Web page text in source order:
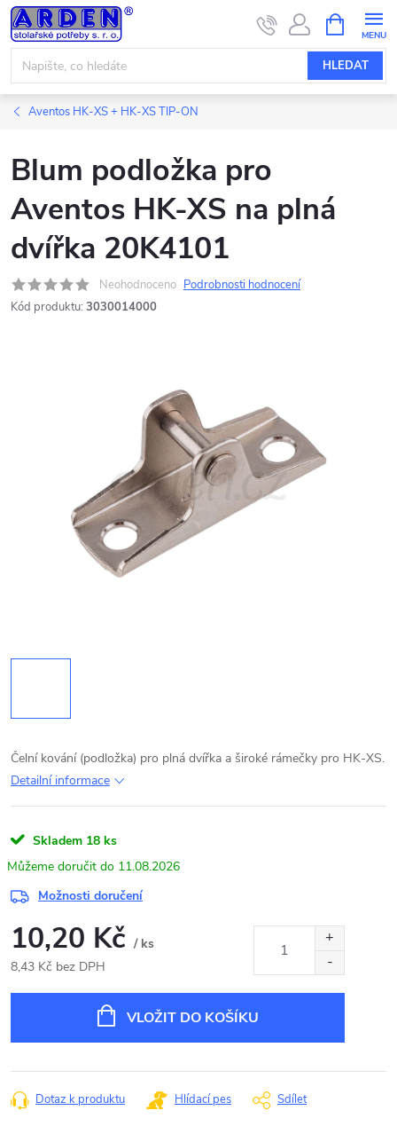
Přejít
na
obsah
HLEDAT
NÁKUPNÍ
KOŠÍK
Aventos HK-XS + HK-XS TIP-ON
Blum podložka pro
Aventos HK-XS na plná
dvířka 20K4101
Neohodnoceno Podrobnosti hodnocení
Kód produktu: 3030014000
Čelní kování (podložka) pro plná dvířka a široké rámečky pro HK-XS.
Detailní informace
Skladem 18 ks
11.08.2026
Možnosti doručení
10,20 Kč / ks
8,43 Kč bez DPH
VLOŽIT DO KOŠÍKU
Dotaz k produktu Hlídací pes Sdílet